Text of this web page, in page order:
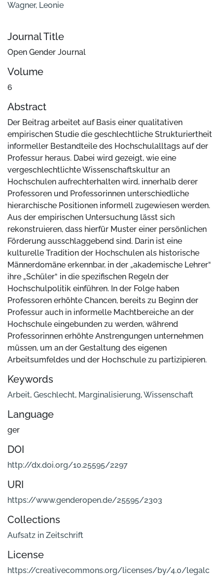
Wagner, Leonie
Journal Title
Open Gender Journal
Volume
6
Abstract
Der Beitrag arbeitet auf Basis einer qualitativen
empirischen Studie die geschlechtliche Strukturiertheit
informeller Bestandteile des Hochschulalltags auf der
Professur heraus. Dabei wird gezeigt, wie eine
vergeschlechtlichte Wissenschaftskultur an
Hochschulen aufrechterhalten wird, innerhalb derer
Professoren und Professorinnen unterschiedliche
hierarchische Positionen informell zugewiesen werden.
Aus der empirischen Untersuchung lässt sich
rekonstruieren, dass hierfür Muster einer persönlichen
Förderung ausschlaggebend sind. Darin ist eine
kulturelle Tradition der Hochschulen als historische
Männerdomäne erkennbar, in der „akademische Lehrer“
ihre „Schüler“ in die spezifischen Regeln der
Hochschulpolitik einführen. In der Folge haben
Professoren erhöhte Chancen, bereits zu Beginn der
Professur auch in informelle Machtbereiche an der
Hochschule eingebunden zu werden, während
Professorinnen erhöhte Anstrengungen unternehmen
müssen, um an der Gestaltung des eigenen
Arbeitsumfeldes und der Hochschule zu partizipieren.
Keywords
Arbeit, Geschlecht, Marginalisierung,Wissenschaft
Language
ger
DOI
http://dx.doi.org/10.25595/2297
URI
https://www.genderopen.de/25595/2303
Collections
Aufsatz in Zeitschrift
License
https://creativecommons.org/licenses/by/4.0/legalc